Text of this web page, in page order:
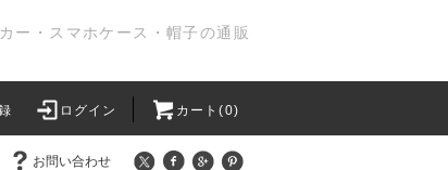
ー・スマホケース・帽子の通販
ログイン カート(0)
お問い合わせ